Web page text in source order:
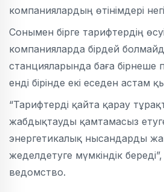
компаниялардың өтінімдері
Сонымен бірге тарифтердің
компанияларда бірдей
станцияларында баға бірнеше
енді бірінде екі еседен астам
“Тарифтерді қайта қарау
жабдықтауды қамтамасыз
энергетикалық нысандарды
жеделдетуге мүмкіндік
ведомство.